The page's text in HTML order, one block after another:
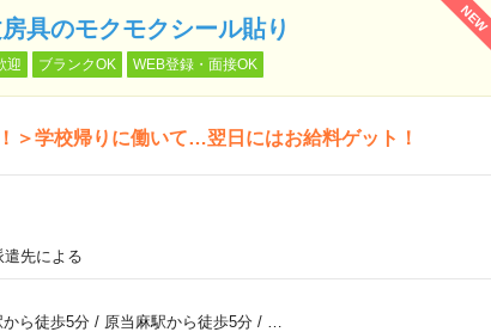
NEW
具のモクモクシール貼り
迎 ブランクOK WEB登録・面接OK
＞学校帰りに働いて…翌日にはお給料ゲット！
先による
ら徒歩5分/ 原当麻駅から徒歩5分/